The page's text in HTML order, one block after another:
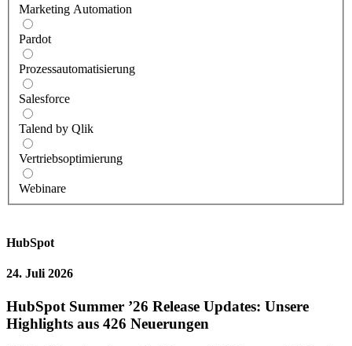
Marketing Automation
Pardot
Prozessautomatisierung
Salesforce
Talend by Qlik
Vertriebsoptimierung
Webinare
HubSpot
24. Juli 2026
HubSpot Summer ’26 Release Updates: Unsere
Highlights aus 426 Neuerungen